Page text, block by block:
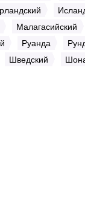
Малагасийский
Руанда
Шведский